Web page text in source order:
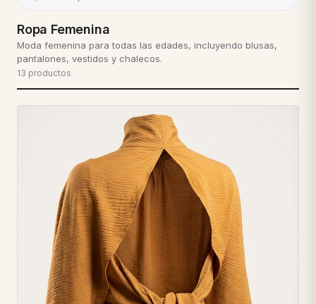
Ropa Femenina
Moda femenina para todas las edades, incluyendo blusas,
pantalones, vestidos y chalecos.
13 productos